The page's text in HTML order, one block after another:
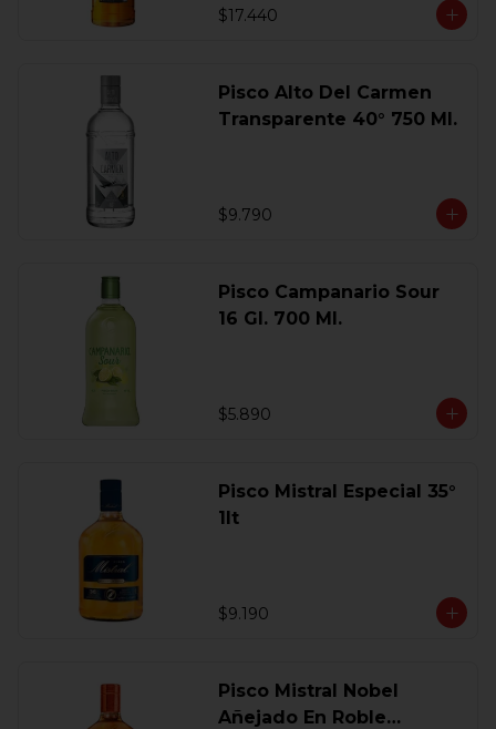
$17.440
Pisco Alto Del Carmen
Transparente 40° 750 Ml.
$9.790
Pisco Campanario Sour
16 Gl. 700 Ml.
$5.890
Pisco Mistral Especial 35°
1lt
$9.190
Pisco Mistral Nobel
Añejado En Roble